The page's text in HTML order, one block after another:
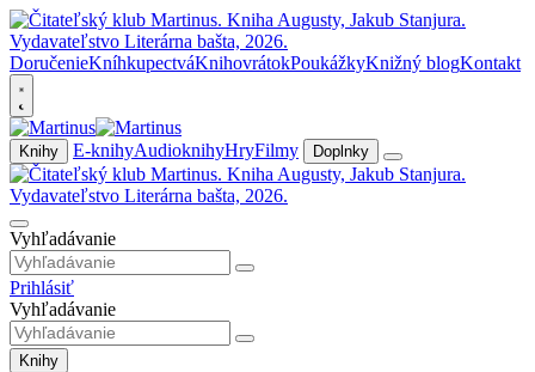
DoručenieKníhkupectváKnihovrátokPoukážkyKnižný blogKontakt
Knihy E-knihyAudioknihyHryFilmy Doplnky
Vyhľadávanie
Prihlásiť
Vyhľadávanie
Knihy